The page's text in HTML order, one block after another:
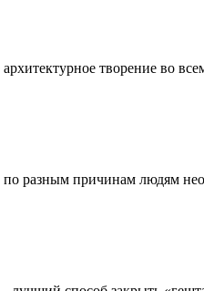
творение во
по разным причинам людям